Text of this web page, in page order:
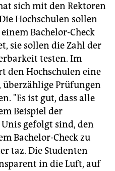
sich mit den Rektoren
Hochschulen sollen
Bachelor-Check
sie sollen die Zahl der
testen. Im
den Hochschulen eine
Prüfungen
"Es ist gut, dass alle
Beispiel der
gefolgt sind, den
Bachelor-Check zu
taz. Die Studenten
in die Luft, auf